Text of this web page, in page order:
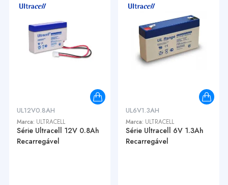
UL12V0.8AH
Marca: ULTRACELL
Série Ultracell 12V 0.8Ah
Recarregável
UL6V1.3AH
Marca: ULTRACELL
Série Ultracell 6V 1.3Ah
Recarregável